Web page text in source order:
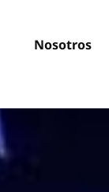
Nosotros